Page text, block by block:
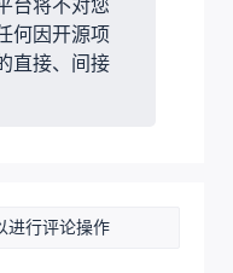
台将不对您
何因开源项
直接、间接
进行评论操作